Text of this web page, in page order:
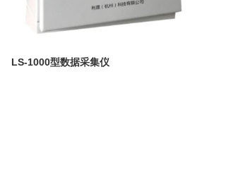
LS-1000型数据采集仪